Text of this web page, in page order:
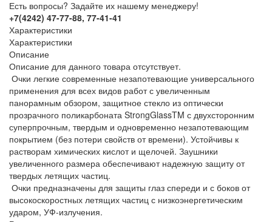
Есть вопросы? Задайте их нашему менеджеру!
+7(4242) 47-77-88, 77-41-41
Характеристики
Характеристики
Описание
Описание для данного товара отсутствует.
Очки легкие современные незапотевающие универсального
применения для всех видов работ с увеличенным
панорамным обзором, защитное стекло из оптически
прозрачного поликарбоната StrongGlassTM с двухсторонним
суперпрочным, твердым и одновременно незапотевающим
покрытием (без потери свойств от времени). Устойчивы к
растворам химических кислот и щелочей. Заушники
увеличенного размера обеспечивают надежную защиту от
твердых летящих частиц.
Очки предназначены для защиты глаз спереди и с боков от
высокоскоростных летящих частиц с низкоэнергетическим
ударом, УФ-излучения.